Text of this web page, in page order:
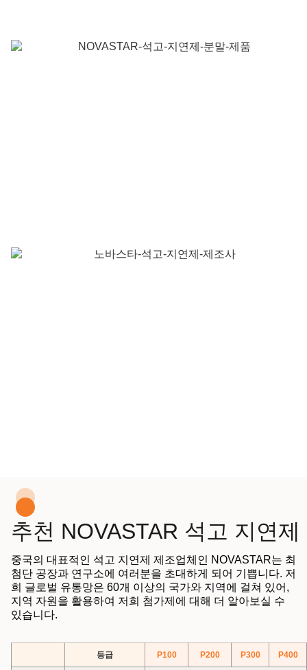
추천 NOVASTAR 석고 지연제
중국의 대표적인 석고 지연제 제조업체인 NOVASTAR는 최
첨단 공장과 연구소에 여러분을 초대하게 되어 기쁩니다. 저
희 글로벌 유통망은 60개 이상의 국가와 지역에 걸쳐 있어,
지역 자원을 활용하여 저희 첨가제에 대해 더 알아보실 수
있습니다.
등급 P100 P200 P300 P400